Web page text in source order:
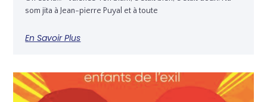
som jita à Jean-pierre Puyal et à toute
En Savoir Plus